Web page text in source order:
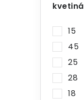
15
45
25
28
18